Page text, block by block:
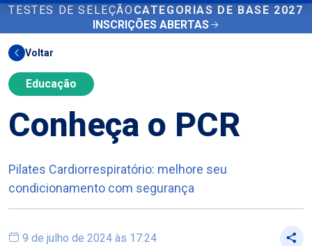
TESTES DE SELEÇÃO CATEGORIAS DE BASE 2027
INSCRIÇÕES ABERTAS
Voltar
Educação
Conheça o PCR
Pilates Cardiorrespiratório: melhore seu
condicionamento com segurança
9 de julho de 2024 às 17:24